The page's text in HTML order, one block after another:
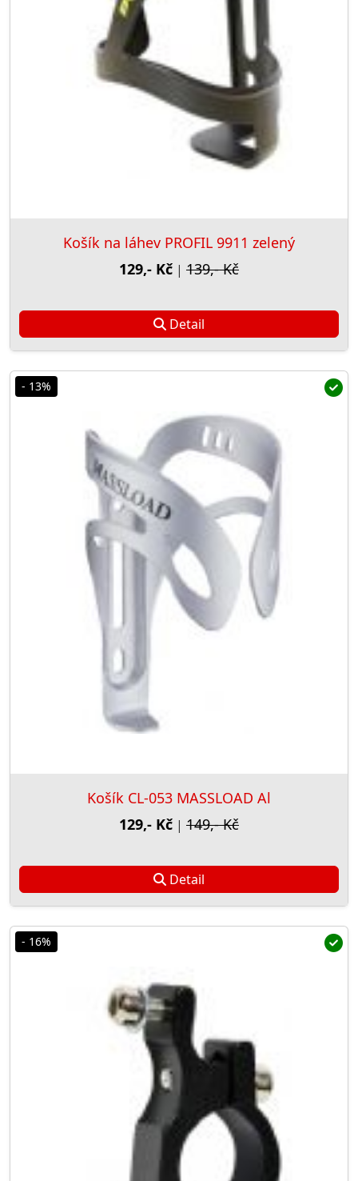
Košík na láhev PROFIL 9911 zelený
129,- Kč | 139,- Kč
Detail
- 13%
Košík CL-053 MASSLOAD Al
129,- Kč | 149,- Kč
Detail
- 16%